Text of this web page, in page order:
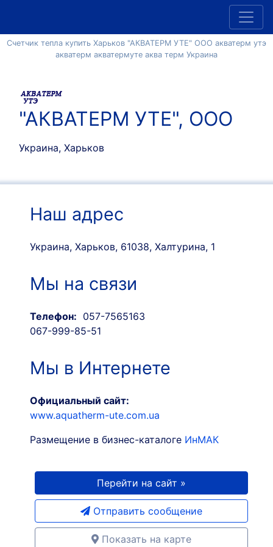
Счетчик тепла купить Харьков "АКВАТЕРМ УТЕ" ООО акватерм утэ
акватерм акватермуте аква терм Украина
"АКВАТЕРМ УТЕ", ООО
Украина, Харьков
Наш адрес
Украина, Харьков, 61038, Халтурина, 1
Мы на связи
Телефон: 057-7565163
067-999-85-51
Мы в Интернете
Официальный сайт:
www.aquatherm-ute.com.ua
Размещение в бизнес-каталоге ИнМАК
Перейти на сайт »
Отправить сообщение
Показать на карте